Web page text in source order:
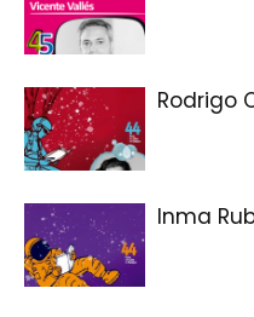
Rodrigo
Inma